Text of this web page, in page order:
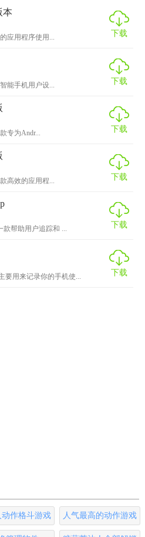
本
应用程序使用...
下载
能手机用户设...
下载
专为Andr...
下载
高效的应用程...
下载
帮助用户追踪和 ...
下载
要用来记录你的手机使...
下载
作格斗游戏
大全
人气最高的动作游戏
排行榜